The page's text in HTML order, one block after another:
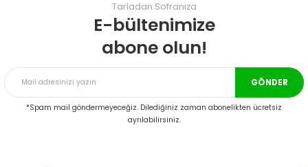
Ürün resmi kalitesiz, bozuk veya görüntülenemiyor.
Ürün bilgilerinde hatalar bulunuyor.
Bu ürüne benzer farklı alternatifler olmalı.
Tarladan Sofranıza
E-bültenimize
abone olun!
GÖNDER
*Spam mail göndermeyeceğiz. Dilediğiniz zaman abonelikten ücretsiz
ayrılabilirsiniz.